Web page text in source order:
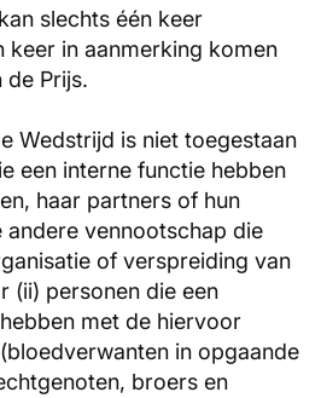
slechts één keer
keer in aanmerking komen
de Prijs.
Wedstrijd is niet toegestaan
een interne functie hebben
haar partners of hun
vennootschap die
of verspreiding van
(ii) personen die een
met de hiervoor
in opgaande
broers en